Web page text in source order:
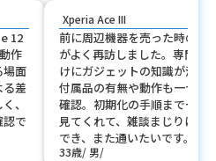
12
作
場面
る差
、
で
Xperia Ace III
前に周辺機器を売った時の対
がよく再訪しました。専門店
けにガジェットの知識が深く
付属品の有無や動作も一つず
確認。初期化の手順まで一緒
見てくれて、雑談まじりに相
でき、また通いたいです。
33歳 男